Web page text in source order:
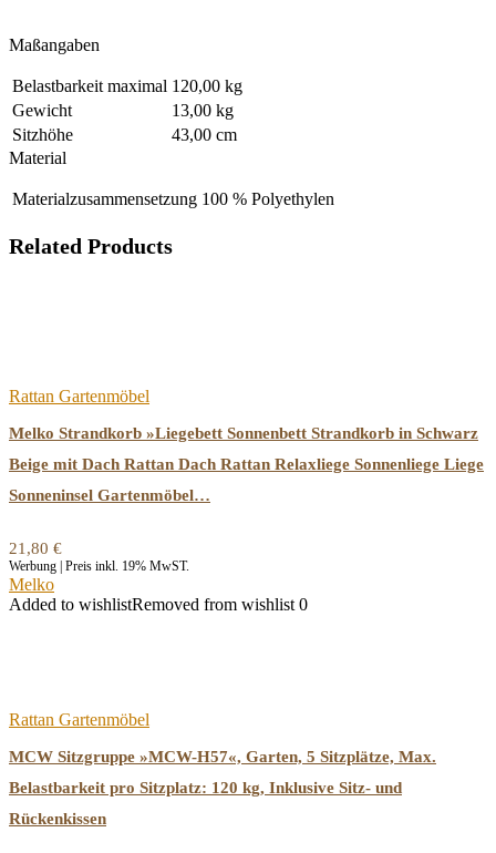
Maßangaben
Belastbarkeit maximal 120,00 kg
Gewicht
13,00 kg
Sitzhöhe
43,00 cm
Material
Materialzusammensetzung 100 % Polyethylen
Related Products
Rattan Gartenmöbel
Melko Strandkorb »Liegebett Sonnenbett Strandkorb in Schwarz
Beige mit Dach Rattan Dach Rattan Relaxliege Sonnenliege Liege
Sonneninsel Gartenmöbel…
21,80 €
Werbung | Preis inkl. 19% MwST.
Melko
Added to wishlistRemoved from wishlist 0
Rattan Gartenmöbel
MCW Sitzgruppe »MCW-H57«, Garten, 5 Sitzplätze, Max.
Belastbarkeit pro Sitzplatz: 120 kg, Inklusive Sitz- und
Rückenkissen